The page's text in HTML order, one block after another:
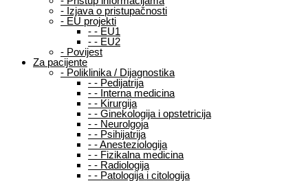
- Izjava o pristupačnosti
- EU projekti
- - EU1
- - EU2
- Povijest
Za pacijente
- Poliklinika / Dijagnostika
- - Pedijatrija
- - Interna medicina
- - Kirurgija
- - Ginekologija i opstetricija
- - Neurolgoja
- - Psihijatrija
- -Anesteziologija
- - Fizikalna medicina
- - Radiologija
- - Patologija i citologija